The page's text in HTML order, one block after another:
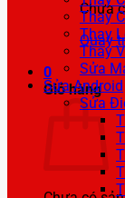
Chưa
Quay
0
Giỏ hàng
Thay
Thay
Thay
Sửa
Sửa Android
Sửa